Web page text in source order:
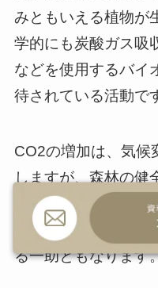
みともいえる植物が
学的にも炭酸ガス吸
などを使用するバイ
待されている活動で
CO2の増加は、気候
しますが、森林の健
ことにより、最近の
波、また局所的な大
る一助ともなります